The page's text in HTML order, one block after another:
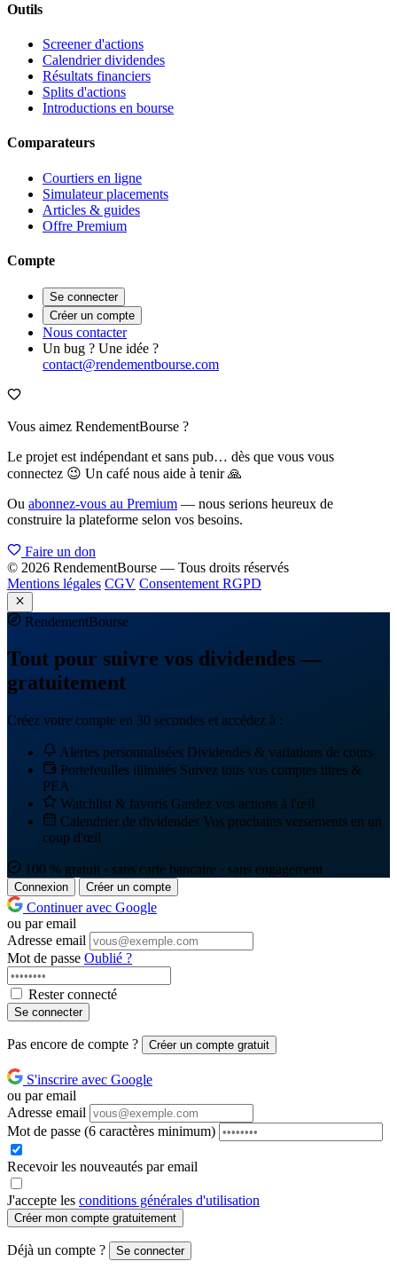
Outils
Screener d'actions
Calendrier dividendes
Résultats financiers
Splits d'actions
Introductions en bourse
Comparateurs
Courtiers en ligne
Simulateur placements
Articles & guides
Offre Premium
Compte
Se connecter
Créer un compte
Nous contacter
Un bug ? Une idée ?
contact@rendementbourse.com
Vous aimez RendementBourse ?
Le projet est indépendant et sans pub… dès que vous vous
connectez 😉 Un café nous aide à tenir 🙏
Ou abonnez-vous au Premium — nous serions heureux de
construire la plateforme selon vos besoins.
Faire un don
© 2026 RendementBourse — Tous droits réservés
Mentions légales CGV Consentement RGPD
RendementBourse
Tout pour suivre vos dividendes —
gratuitement
Créez votre compte en 30 secondes et accédez à :
Alertes personnalisées Dividendes & variations de cours
Portefeuilles illimités Suivez tous vos comptes titres &
PEA
Watchlist & favoris Gardez vos actions à l'œil
Calendrier de dividendes Vos prochains versements en un
coup d'œil
100 % gratuit · sans carte bancaire · sans engagement
Connexion Créer un compte
Continuer avec Google
ou par email
Adresse email
Mot de passe Oublié ?
Rester connecté
Se connecter
Pas encore de compte ? Créer un compte gratuit
S'inscrire avec Google
ou par email
Adresse email
Mot de passe (6 caractères minimum)
Recevoir les nouveautés par email
J'accepte les conditions générales d'utilisation
Créer mon compte gratuitement
Déjà un compte ? Se connecter